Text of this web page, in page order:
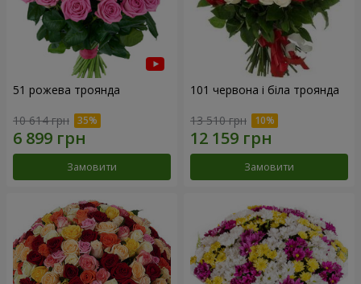
51 рожева троянда
10 614 грн
Замовити
101 червона і біла троянда
13 510 грн
Замовити